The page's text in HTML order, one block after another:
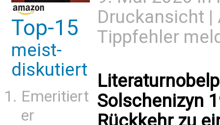
Top-15
meist-
diskutiert
Emeritiert
er
Druckansicht |
Tippfehler
Solschenizyn